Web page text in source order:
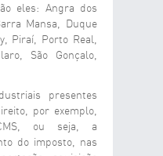
eles: Angra dos
Mansa, Duque
Piraí, Porto Real,
São Gonçalo,
presentes
por exemplo,
ou seja, a
do imposto, nas